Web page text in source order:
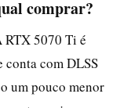
comprar?
RTX 5070 Ti é
com DLSS
um pouco menor